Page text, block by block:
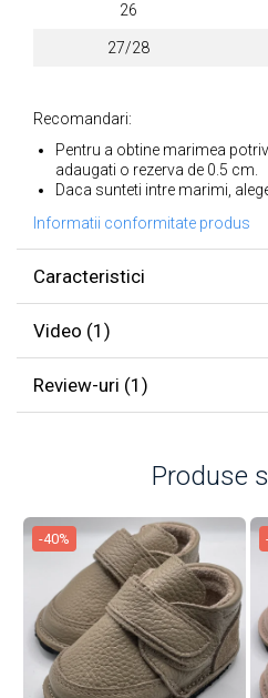
26
27/28
Recomandari:
Pentru a obtine marimea
adaugati o rezerva de 0.5 cm.
Daca sunteti intre marimi,
Informatii conformitate produs
Caracteristici
Video (1)
Review-uri (1)
Produse
-40%